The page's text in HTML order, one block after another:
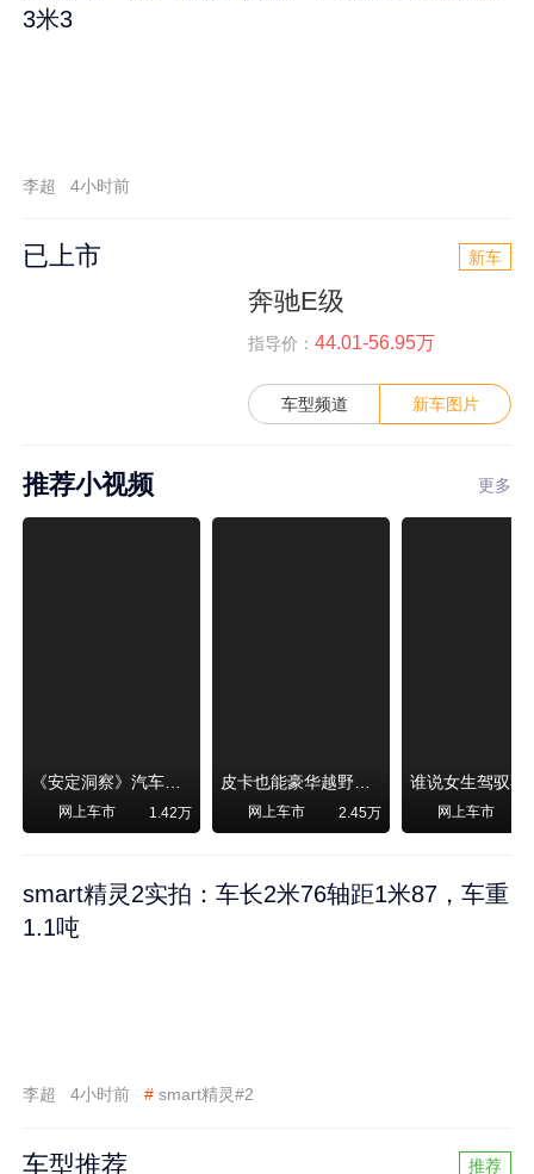
3米3
李超 4小时前
已上市 新车
奔驰E级
指导价： 44.01-56.95万
车型频道 新车图片
推荐小视频 更多
《安定洞察》汽车烧不烧油，和石油安全无关！
网上车市 1.42万
皮卡也能豪华越野！纵横F700上市，限时卖29.99万起
网上车市 2.45万 网上车市
smart精灵2实拍：车长2米76轴距1米87，车重
1.1吨
李超 4小时前 # smart精灵#2
车型推荐 推荐